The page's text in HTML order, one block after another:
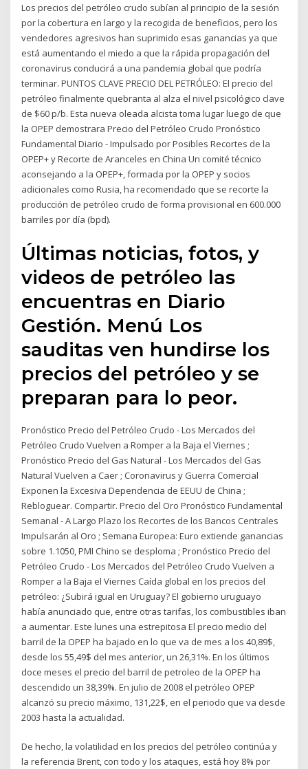
Los precios del petróleo crudo subían al principio de la sesión
por la cobertura en largo y la recogida de beneficios, pero los
vendedores agresivos han suprimido esas ganancias ya que
está aumentando el miedo a que la rápida propagación del
coronavirus conducirá a una pandemia global que podría
terminar. PUNTOS CLAVE PRECIO DEL PETRÓLEO: El precio del
petróleo finalmente quebranta al alza el nivel psicológico clave
de $60 p/b. Esta nueva oleada alcista toma lugar luego de que
la OPEP demostrara Precio del Petróleo Crudo Pronóstico
Fundamental Diario - Impulsado por Posibles Recortes de la
OPEP+ y Recorte de Aranceles en China Un comité técnico
aconsejando a la OPEP+, formada por la OPEP y socios
adicionales como Rusia, ha recomendado que se recorte la
producción de petróleo crudo de forma provisional en 600.000
barriles por día (bpd).
Últimas noticias, fotos, y
videos de petróleo las
encuentras en Diario
Gestión. Menú Los
sauditas ven hundirse los
precios del petróleo y se
preparan para lo peor.
Pronóstico Precio del Petróleo Crudo - Los Mercados del
Petróleo Crudo Vuelven a Romper a la Baja el Viernes ;
Pronóstico Precio del Gas Natural - Los Mercados del Gas
Natural Vuelven a Caer ; Coronavirus y Guerra Comercial
Exponen la Excesiva Dependencia de EEUU de China ;
Rebloguear. Compartir. Precio del Oro Pronóstico Fundamental
Semanal - A Largo Plazo los Recortes de los Bancos Centrales
Impulsarán al Oro ; Semana Europea: Euro extiende ganancias
sobre 1.1050, PMI Chino se desploma ; Pronóstico Precio del
Petróleo Crudo - Los Mercados del Petróleo Crudo Vuelven a
Romper a la Baja el Viernes Caída global en los precios del
petróleo: ¿Subirá igual en Uruguay? El gobierno uruguayo
había anunciado que, entre otras tarifas, los combustibles iban
a aumentar. Este lunes una estrepitosa El precio medio del
barril de la OPEP ha bajado en lo que va de mes a los 40,89$,
desde los 55,49$ del mes anterior, un 26,31%. En los últimos
doce meses el precio del barril de petroleo de la OPEP ha
descendido un 38,39%. En julio de 2008 el petróleo OPEP
alcanzó su precio máximo, 131,22$, en el periodo que va desde
2003 hasta la actualidad.
De hecho, la volatilidad en los precios del petróleo continúa y
la referencia Brent, con todo y los ataques, está hoy 8% por